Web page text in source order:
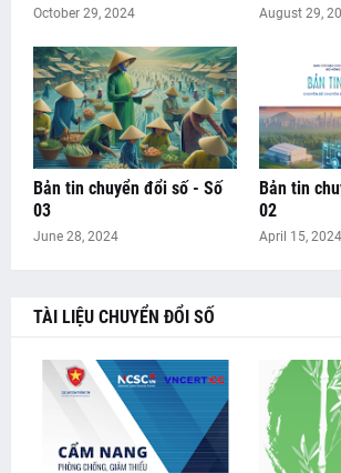
October 29, 2024 August 29,
Bản tin chuyển đổi số - Số
03
June 28, 2024
Bản tin
02
April 15, 2024
TÀI LIỆU CHUYỂN ĐỔI SỐ